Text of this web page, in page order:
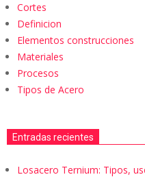
Cortes
Definicion
Elementos construcciones
Materiales
Procesos
Tipos de Acero
Entradas recientes
Losacero Ternium: Tipos,